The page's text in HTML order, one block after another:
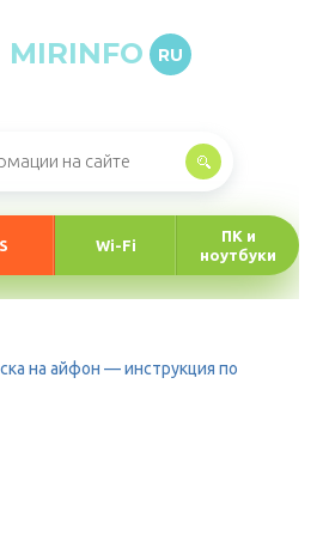
MIRINFO RU
Wi-Fi
ПК и
ноутбуки
на айфон — инструкция по